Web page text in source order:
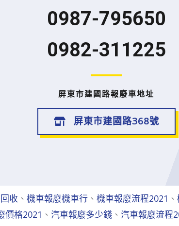
0987-795650
0982-311225
屏東市建國路報廢車地址
屏東市建國路368號
收 、 機車報廢機車行 、 機車報廢流程2021 、
價格2021 、 汽車報廢多少錢 、 汽車報廢流程